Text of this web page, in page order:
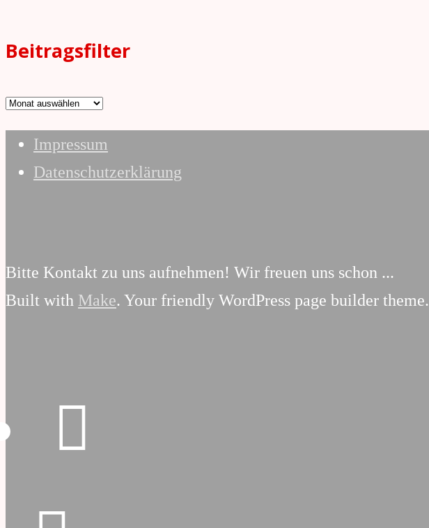
Beitragsfilter
Beitragsfilter
Impressum
Datenschutzerklärung
Bitte Kontakt zu uns aufnehmen! Wir freuen uns schon ...
Built with Make. Your friendly WordPress page builder theme.